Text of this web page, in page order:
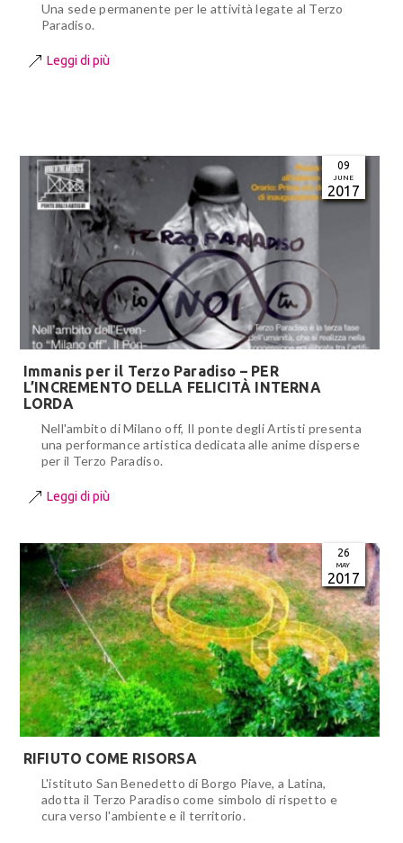
Una sede permanente per le attività legate al Terzo
Paradiso.
Leggi di più
09
JUNE
2017
Immanis per il Terzo Paradiso – PER
L’INCREMENTO DELLA FELICITÀ INTERNA
LORDA
Nell'ambito di Milano off, Il ponte degli Artisti presenta
una performance artistica dedicata alle anime disperse
per il Terzo Paradiso.
Leggi di più
26
MAY
2017
RIFIUTO COME RISORSA
L'istituto San Benedetto di Borgo Piave, a Latina,
adotta il Terzo Paradiso come simbolo di rispetto e
cura verso l'ambiente e il territorio.